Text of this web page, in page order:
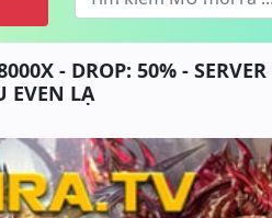
- DROP: 50% -
EVEN LẠ